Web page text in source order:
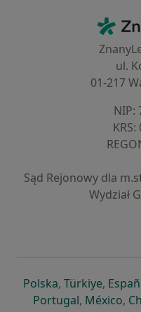
ul.
01-217
NIP:
Sąd Rejonowy dla
Wydział
Polskaotwiera się w
, Türkiye,
Portugalotwiera się
, México,